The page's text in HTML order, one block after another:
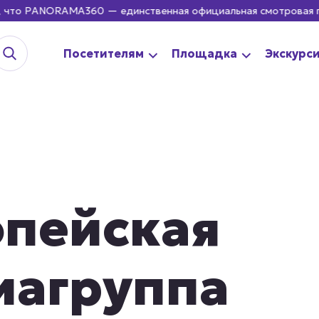
— единственная официальная смотровая
Посетителям Площадка